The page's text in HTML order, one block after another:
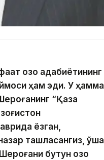
қозоқ адабиётининг
ҳам эди. У ҳамма
“Қазақ
ёзган,
ташласангиз, ўша
бутун қозоқ